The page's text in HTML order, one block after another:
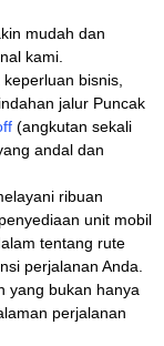
mudah dan
kami.
bisnis,
jalur Puncak
(angkutan sekali
andal dan
ribuan
unit mobil
tentang rute
perjalanan Anda.
yang bukan hanya
perjalanan